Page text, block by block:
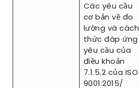
Các yêu cầu
cơ bản về đo
lường và cách
thức đáp ứng
yêu cầu của
điều khoản
7.1.5.2 của ISO
9001:2015/